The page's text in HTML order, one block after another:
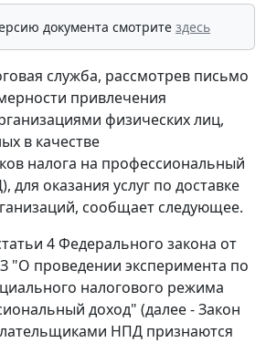
документа смотрите здесь
служба, рассмотрев письмо
привлечения
физических лиц,
в качестве
налога на профессиональный
для оказания услуг по доставке
сообщает следующее.
4 Федерального закона от
"О проведении эксперимента по
налогового режима
доход" (далее - Закон
НПД признаются